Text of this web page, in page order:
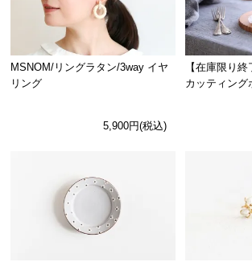
MSNOM/リングラタン/3way イヤ
リング
5,900円(税込)
【在庫限り
カッティング